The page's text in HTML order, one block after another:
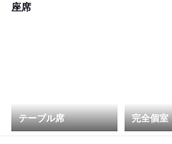
座席
テーブル席 完全個室